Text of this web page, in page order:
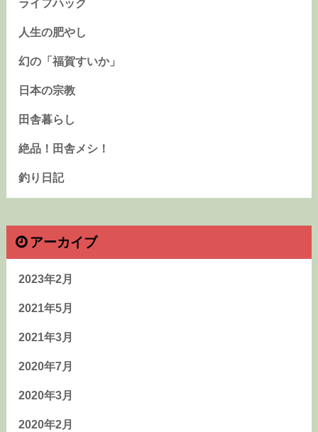
ライフハック
人生の肥やし
幻の「福賀すいか」
日本の宗教
田舎暮らし
絶品！田舎メシ！
釣り日記
アーカイブ
2023年2月
2021年5月
2021年3月
2020年7月
2020年3月
2020年2月